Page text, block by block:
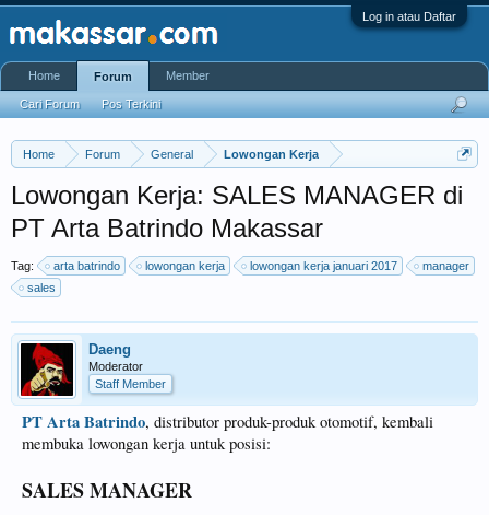
Log in atau Daftar
Home Forum General Lowongan Kerja
Lowongan Kerja: SALES MANAGER di
PT Arta Batrindo Makassar
Tag: arta batrindo lowongan kerja lowongan kerja januari 2017
manager
sales
Daeng
Moderator
Staff Member
PT Arta Batrindo, distributor produk-produk otomotif, kembali
membuka lowongan kerja untuk posisi:
SALES MANAGER
Home Forum
Cari Forum Pos Terkini
Member